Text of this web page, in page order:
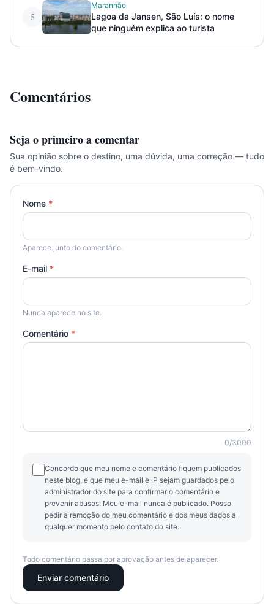
5
Maranhão
Lagoa da Jansen, São Luís: o nome
que ninguém explica ao turista
Comentários
Seja o primeiro a comentar
Sua opinião sobre o destino, uma dúvida, uma correção — tudo
é bem-vindo.
Nome *
Aparece junto do comentário.
E-mail *
Nunca aparece no site.
Comentário *
0/3000
Concordo que meu nome e comentário fiquem publicados
neste blog, e que meu e-mail e IP sejam guardados pelo
administrador do site para confirmar o comentário e
prevenir abusos. Meu e-mail nunca é publicado. Posso
pedir a remoção do meu comentário e dos meus dados a
qualquer momento pelo contato do site.
Todo comentário passa por aprovação antes de aparecer.
Enviar comentário